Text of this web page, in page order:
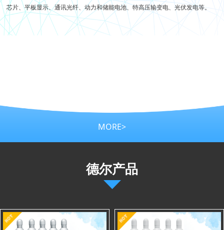
芯片、平板显示、通讯光纤、动力和储能电池、特高压输变电、光伏发电等。
MORE>
德尔产品